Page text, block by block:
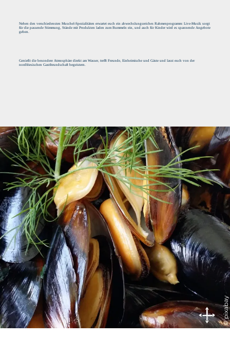
Neben den verschiedensten Muschel-Spezialitäten erwartet euch ein abwechslungsreiches Rahmenprogramm: Live-Musik sorgt
für die passende Stimmung, Stände mit Produkten laden zum Bummeln ein, und auch für Kinder wird es spannende Angebote
geben.
Genießt die besondere Atmosphäre direkt am Wasser, trefft Freunde, Einheimische und Gäste und lasst euch von der
nordfriesischen Gastfreundschaft begeistern.
© pixabay